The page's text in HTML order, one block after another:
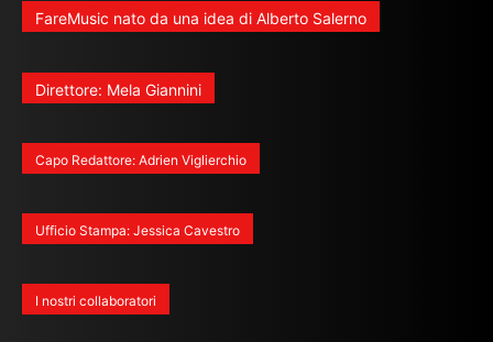
FareMusic nato da una idea di Alberto Salerno
Direttore: Mela Giannini
Capo Redattore: Adrien Viglierchio
Ufficio Stampa: Jessica Cavestro
I nostri collaboratori